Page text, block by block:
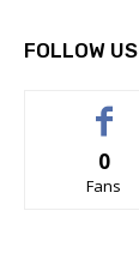
FOLLOW US
0
Fans